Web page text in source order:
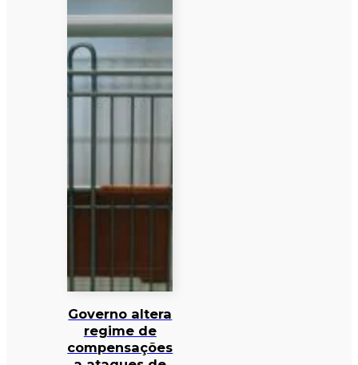
Governo altera
regime de
compensações